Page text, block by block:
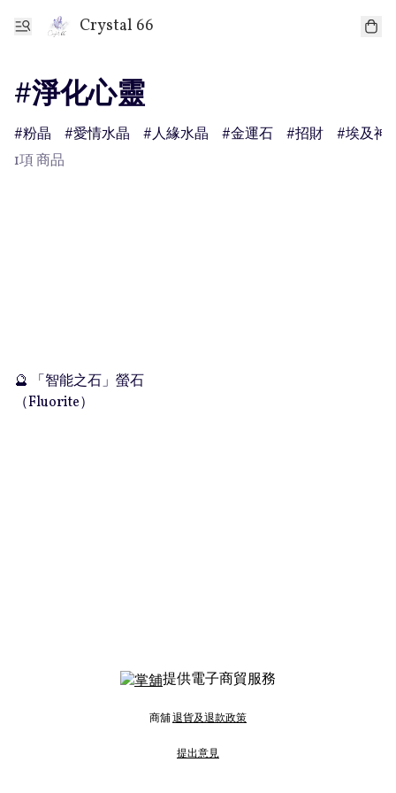
Crystal 66
#淨化心靈
粉晶 愛情水晶 人緣水晶 金運石 招財
埃及神
1項 商品
🔮 「智能之石」螢石
（Fluorite）
提供電子商貿服務
商舖退貨及退款政策
提出意見